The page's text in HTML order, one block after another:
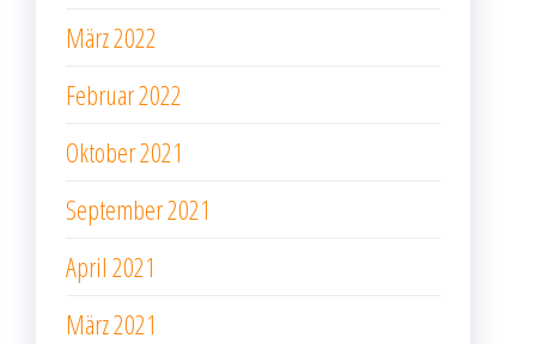
März 2022
Februar 2022
Oktober 2021
September 2021
April 2021
März 2021